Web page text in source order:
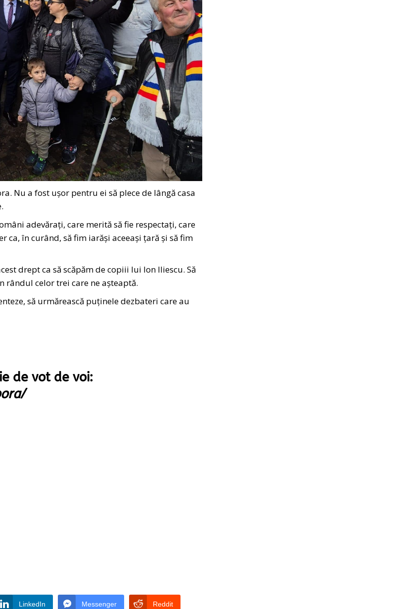
Nu a fost ușor pentru ei să plece de lângă casa
adevărați, care merită să fie respectați, care
în curând, să fim iarăși aceeași țară și să fim
drept ca să scăpăm de copiii lui Ion Iliescu. Să
rândul celor trei care ne așteaptă.
să urmărească puținele dezbateri care au
de vot de voi:
LinkedIn Messenger Reddit